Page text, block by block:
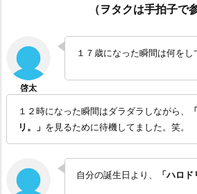
（ヲタクは手拍子で
１７歳になった瞬間は何をし
１２時になった瞬間はダラダラしながら、
リ。」 を見るために待機してました。笑。
自分の誕生日より、 「ハロド